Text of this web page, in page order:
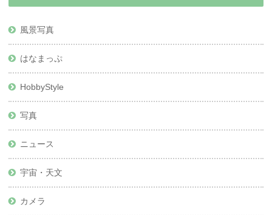
風景写真
はなまっぷ
HobbyStyle
写真
ニュース
宇宙・天文
カメラ